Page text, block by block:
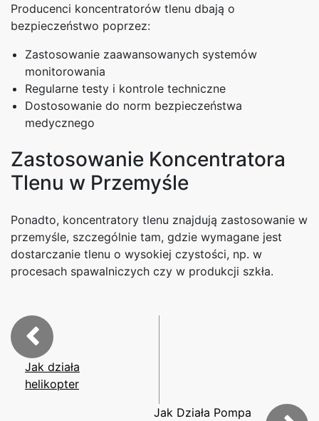
Producenci koncentratorów tlenu dbają o
bezpieczeństwo poprzez:
Zastosowanie zaawansowanych systemów
monitorowania
Regularne testy i kontrole techniczne
Dostosowanie do norm bezpieczeństwa
medycznego
Zastosowanie Koncentratora
Tlenu w Przemyśle
Ponadto, koncentratory tlenu znajdują zastosowanie w
przemyśle, szczególnie tam, gdzie wymagane jest
dostarczanie tlenu o wysokiej czystości, np. w
procesach spawalniczych czy w produkcji szkła.
Jak działa
helikopter
Jak Działa Pompa